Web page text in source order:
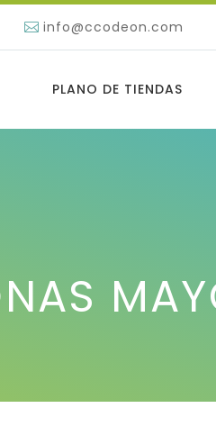
info@ccodeon.com
PLANO DE TIENDAS